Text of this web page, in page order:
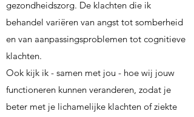
gezondheidszorg. De klachten die ik
behandel variëren van angst tot somberheid
en van aanpassingsproblemen tot cognitieve
klachten.
Ook kijk ik - samen met jou - hoe wij jouw
functioneren kunnen veranderen, zodat je
beter met je lichamelijke klachten of ziekte